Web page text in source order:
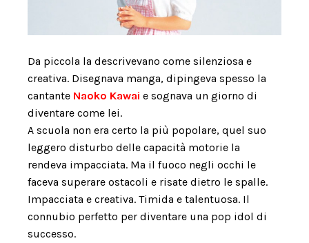
Da piccola la descrivevano come silenziosa e
creativa. Disegnava manga, dipingeva spesso la
cantante Naoko Kawai e sognava un giorno di
diventare come lei.
A scuola non era certo la più popolare, quel suo
leggero disturbo delle capacità motorie la
rendeva impacciata. Ma il fuoco negli occhi le
faceva superare ostacoli e risate dietro le spalle.
Impacciata e creativa. Timida e talentuosa. Il
connubio perfetto per diventare una pop idol di
successo.